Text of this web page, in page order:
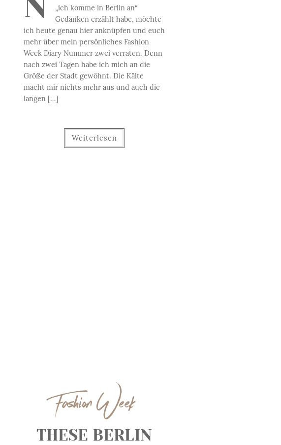
„ich komme in Berlin an“
Gedanken erzählt habe, möchte
ich heute genau hier anknüpfen und euch
mehr über mein persönliches Fashion
Week Diary Nummer zwei verraten. Denn
nach zwei Tagen habe ich mich an die
Größe der Stadt gewöhnt. Die Kälte
macht mir nichts mehr aus und auch die
langen […]
Weiterlesen
Fashion Week
THESE BERLIN